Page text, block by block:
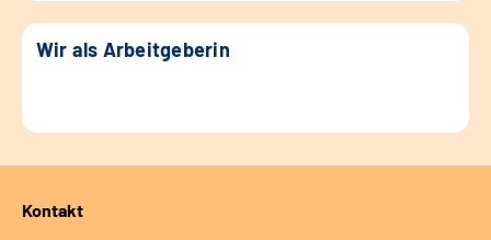
Wir als Arbeitgeberin
Kontakt